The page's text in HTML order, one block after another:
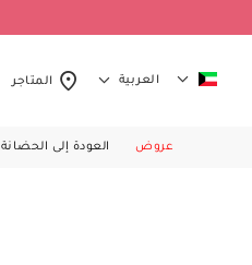
العربية المتاجر
عروض العودة إلى الحضانة